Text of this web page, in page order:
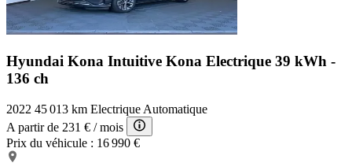
Hyundai Kona Intuitive Kona Electrique 39 kWh -
136 ch
2022 45 013 km Electrique Automatique
A partir de 231 € / mois
Prix du véhicule : 16 990 €